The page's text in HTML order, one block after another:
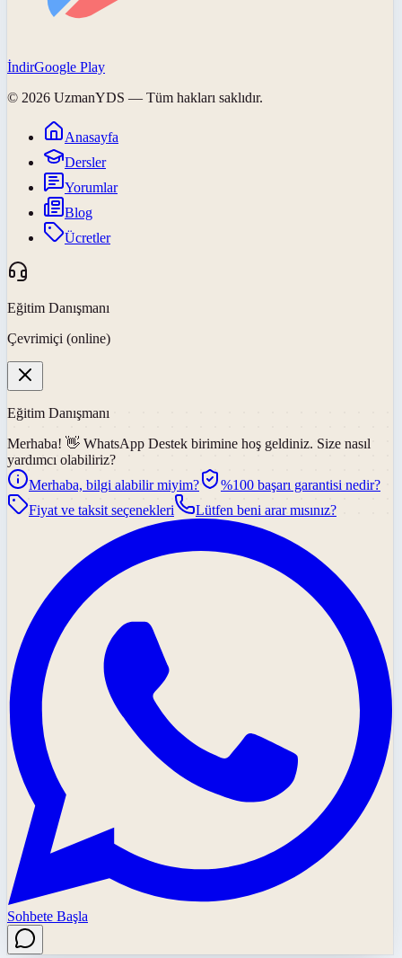
İndirGoogle Play
© 2026 UzmanYDS — Tüm hakları saklıdır.
Anasayfa
Dersler
Yorumlar
Blog
Ücretler
Eğitim Danışmanı
Çevrimiçi (online)
Eğitim Danışmanı
Merhaba! 👋 WhatsApp Destek birimine hoş geldiniz. Size nasıl
yardımcı olabiliriz?
Merhaba, bilgi alabilir miyim?
%100 başarı garantisi nedir?
Fiyat ve taksit seçenekleri
Lütfen beni arar mısınız?
Sohbete Başla